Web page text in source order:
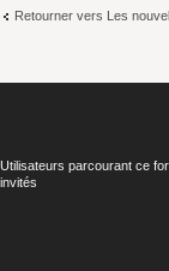
Retourner vers Les
Utilisateurs parcourant ce
invités